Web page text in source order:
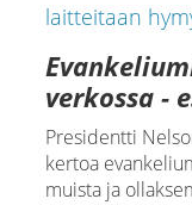
verkossa -
Presidentti
kertoa
muista ja